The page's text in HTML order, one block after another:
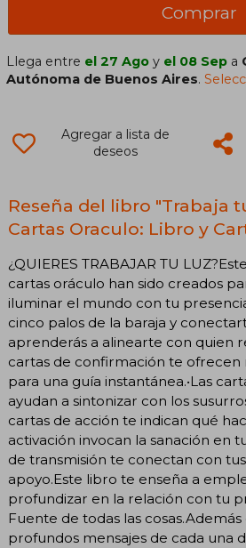
Comprar
Llega entre el 27 Ago y el 08 Sep a
Autónoma de Buenos Aires.
Agregar a lista de
deseos
Reseña del libro "Trabaja
Cartas Oraculo: Libro y
¿QUIERES TRABAJAR TU
cartas oráculo han sido creados
iluminar el mundo con tu
cinco palos de la baraja y
aprenderás a alinearte con quien
cartas de confirmación te ofrecen
para una guía instantánea.•Las
ayudan a sintonizar con los
cartas de acción te indican qué
activación invocan la sanación en
de transmisión te conectan con
apoyo.Este libro te enseña a
profundizar en la relación con tu
Fuente de todas las
profundos mensajes de cada una